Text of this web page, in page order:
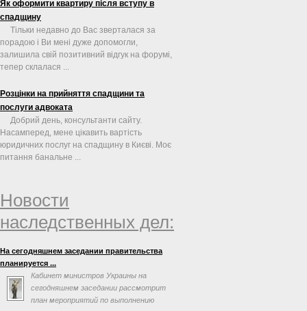
Як оформити квартиру після вступу в
спадщину
Тільки недавно до Вас зверталася за
порадою і Ви мені дуже допомогли,
залишила свій позитивний відгук на форумі,
тепер склалася ...
Розцінки на прийняття спадщини та
послуги адвоката
Добрий день, консультанти сайту.
Насамперед, мене цікавить вартість
юридичних послуг на спадщину в Києві. Моє
питання банальне ...
Новости
наследственных дел:
На сегодняшнем заседании правительства
планируется ...
Кабинет министров Украины на
сегодняшнем заседании рассмотрит
план мероприятий по выполнению